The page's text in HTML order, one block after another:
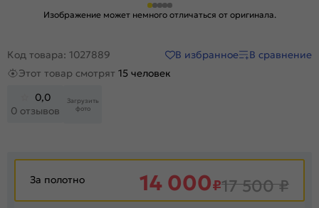
Изображение может немного отличаться от оригинала.
Код товара: 1027889 В избранное
В сравнение
Этот товар смотрят 15 человек
0,0
0 отзывов
Загрузить
фото
За полотно 14 000₽17 500₽